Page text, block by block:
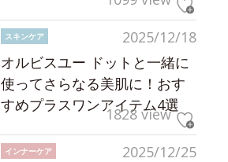
2025/12/18
スキンケア
オルビスユー ドットと一緒に
使ってさらなる美肌に！おす
すめプラスワンアイテム4選
1828 view
2025/12/25
インナーケア